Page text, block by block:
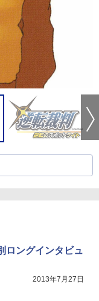
ロングインタビュ
2013年7月27日